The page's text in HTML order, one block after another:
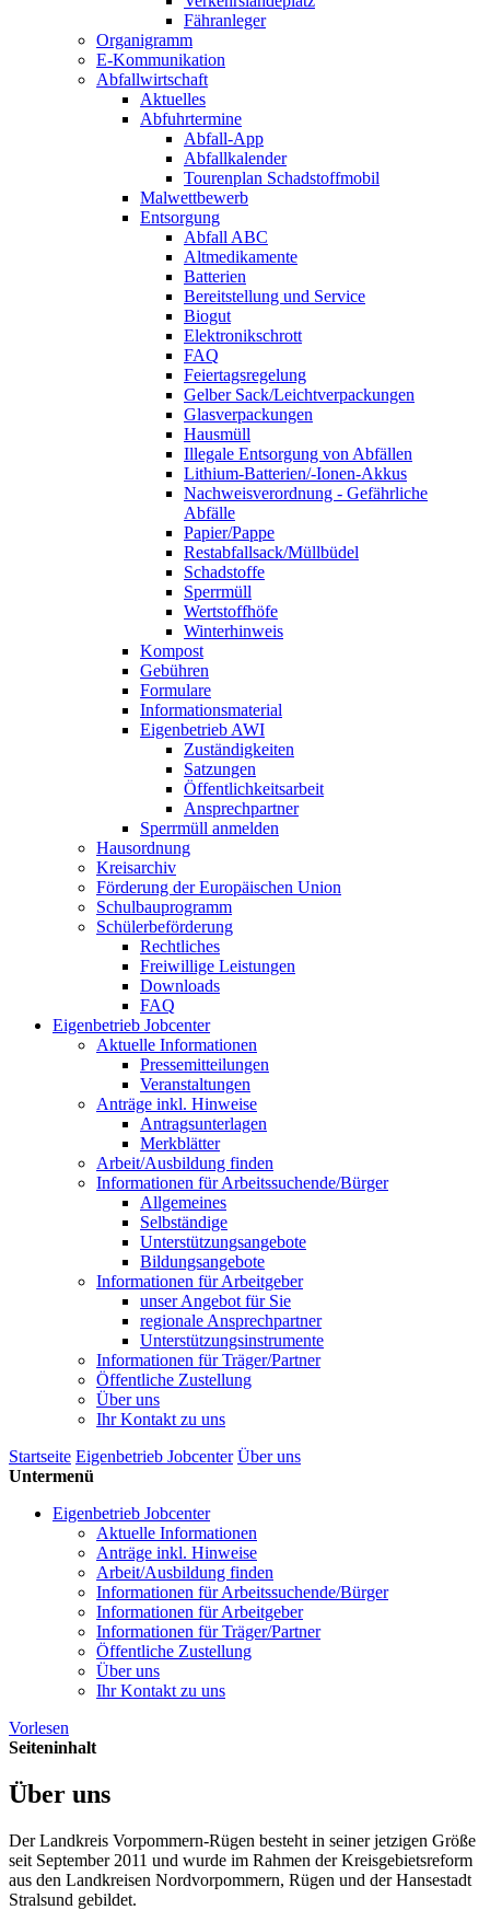
Fähranleger
Organigramm
E-Kommunikation
Abfallwirtschaft
Aktuelles
Abfuhrtermine
Abfall-App
Abfallkalender
Tourenplan Schadstoffmobil
Malwettbewerb
Entsorgung
Abfall ABC
Altmedikamente
Batterien
Bereitstellung und Service
Biogut
Elektronikschrott
FAQ
Feiertagsregelung
Gelber Sack/Leichtverpackungen
Glasverpackungen
Hausmüll
Illegale Entsorgung von Abfällen
Lithium-Batterien/-Ionen-Akkus
Nachweisverordnung - Gefährliche
Abfälle
Papier/Pappe
Restabfallsack/Müllbüdel
Schadstoffe
Sperrmüll
Wertstoffhöfe
Winterhinweis
Kompost
Gebühren
Formulare
Informationsmaterial
Eigenbetrieb AWI
Zuständigkeiten
Satzungen
Öffentlichkeitsarbeit
Ansprechpartner
Sperrmüll anmelden
Hausordnung
Kreisarchiv
Förderung der Europäischen Union
Schulbauprogramm
Schülerbeförderung
Rechtliches
Freiwillige Leistungen
Downloads
FAQ
Eigenbetrieb Jobcenter
Aktuelle Informationen
Pressemitteilungen
Veranstaltungen
Anträge inkl. Hinweise
Antragsunterlagen
Merkblätter
Arbeit/Ausbildung finden
Informationen für Arbeitssuchende/Bürger
Allgemeines
Selbständige
Unterstützungs­angebote
Bildungsangebote
Informationen für Arbeitgeber
unser Angebot für Sie
regionale Ansprechpartner
Unterstützungs­instrumente
Informationen für Träger/Partner
Öffentliche Zustellung
Über uns
Ihr Kontakt zu uns
Startseite Eigenbetrieb Jobcenter Über uns
Untermenü
Eigenbetrieb Jobcenter
Aktuelle Informationen
Anträge inkl. Hinweise
Arbeit/Ausbildung finden
Informationen für Arbeitssuchende/Bürger
Informationen für Arbeitgeber
Informationen für Träger/Partner
Öffentliche Zustellung
Über uns
Ihr Kontakt zu uns
Vorlesen
Seiteninhalt
Über uns
Der Landkreis Vorpommern-Rügen besteht in seiner jetzigen Größe
seit September 2011 und wurde im Rahmen der Kreisgebietsreform
aus den Landkreisen Nordvorpommern, Rügen und der Hansestadt
Stralsund gebildet.